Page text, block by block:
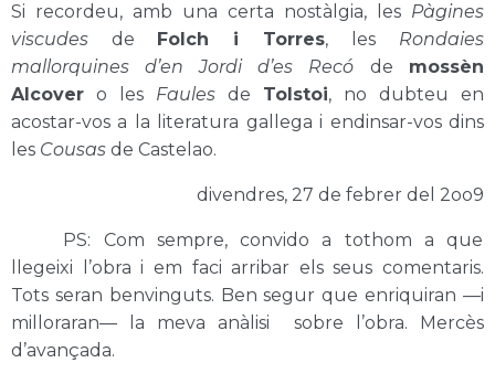
Si recordeu, amb una certa nostàlgia, les Pàgines
viscudes de Folch i Torres, les Rondaies
mallorquines d’en Jordi d’es Recó de mossèn
Alcover o les Faules de Tolstoi, no dubteu en
acostar-vos a la literatura gallega i endinsar-vos dins
les Cousas de Castelao.
divendres, 27 de febrer del 2oo9
PS: Com sempre, convido a tothom a que
llegeixi l’obra i em faci arribar els seus comentaris.
Tots seran benvinguts. Ben segur que enriquiran —i
milloraran— la meva anàlisi sobre l’obra. Mercès
d’avançada.